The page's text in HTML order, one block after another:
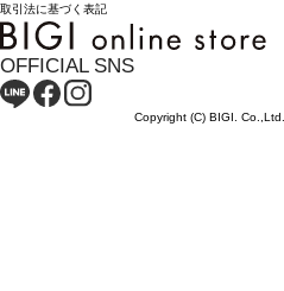
取引法に基づく表記
OFFICIAL SNS
Copyright (C) BIGI.